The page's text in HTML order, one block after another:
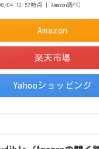
04 12:57時点 | Amazon調べ）
Amazon
楽天市場
Yahooショッピング